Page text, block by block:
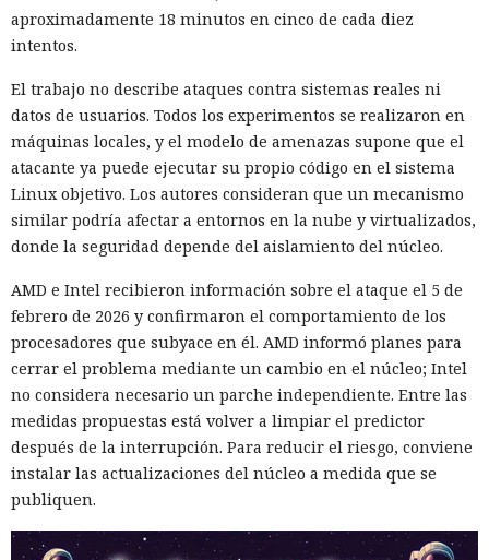
aproximadamente 18 minutos en cinco de cada diez
intentos.
El trabajo no describe ataques contra sistemas reales ni
datos de usuarios. Todos los experimentos se realizaron en
máquinas locales, y el modelo de amenazas supone que el
atacante ya puede ejecutar su propio código en el sistema
Linux objetivo. Los autores consideran que un mecanismo
similar podría afectar a entornos en la nube y virtualizados,
donde la seguridad depende del aislamiento del núcleo.
AMD e Intel recibieron información sobre el ataque el 5 de
febrero de 2026 y confirmaron el comportamiento de los
procesadores que subyace en él. AMD informó planes para
cerrar el problema mediante un cambio en el núcleo; Intel
no considera necesario un parche independiente. Entre las
medidas propuestas está volver a limpiar el predictor
después de la interrupción. Para reducir el riesgo, conviene
instalar las actualizaciones del núcleo a medida que se
publiquen.